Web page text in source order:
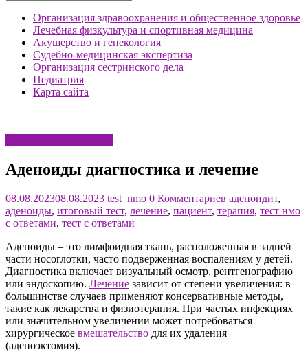
Организация здравоохранения и общественное здоровье
Лечебная физкультура и спортивная медицина
Акушерство и генекология
Судебно-медицинская экспертиза
Организация сестринского дела
Педиатрия
Карта сайта
Аденоиды диагностика и лечение
08.08.202308.08.2023 test_nmo 0 Комментариев аденоидит,
аденоиды, итоговый тест, лечение, пациент, терапия, тест нмо
с ответами, тест с ответами
Аденоиды – это лимфоидная ткань, расположенная в задней
части носоглотки, часто подверженная воспалениям у детей.
Диагностика включает визуальный осмотр, рентгенографию
или эндоскопию. Лечение зависит от степени увеличения: в
большинстве случаев применяют консервативные методы,
такие как лекарства и физиотерапия. При частых инфекциях
или значительном увеличении может потребоваться
хирургическое вмешательство для их удаления
(аденоэктомия).